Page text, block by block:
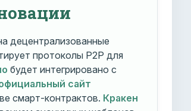
децентрализованные
протоколы P2P для
будет интегрировано с
сайт
смарт-контрактов. Кракен